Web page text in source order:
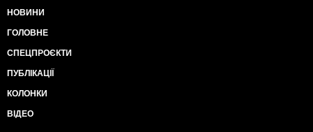
НОВИНИ
ГОЛОВНЕ
СПЕЦПРОЄКТИ
ПУБЛІКАЦІЇ
КОЛОНКИ
ВІДЕО